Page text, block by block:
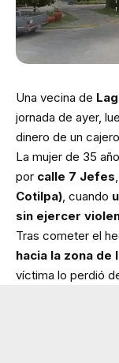
Una vecina de
jornada de ayer,
dinero de un
La mujer de 35
por calle 7 Jefes
Cotilpa), cuando
sin ejercer
Tras cometer el
hacia la zona de
víctima lo perdió